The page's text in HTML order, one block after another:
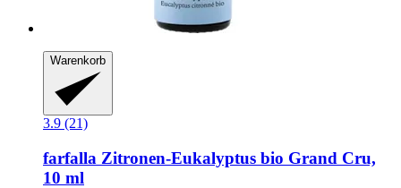
Warenkorb
3.9 (21)
farfalla Zitronen-​Eukalyptus bio Grand Cru,
10 ml